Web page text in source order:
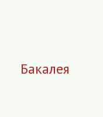
Бакалея